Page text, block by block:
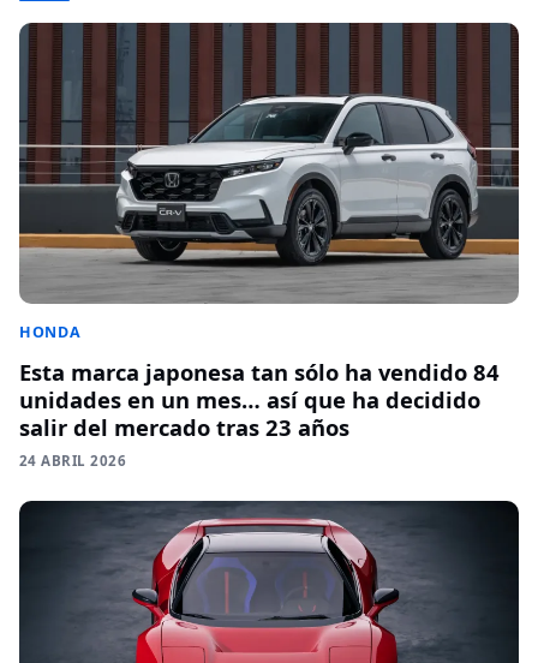
HONDA
Esta marca japonesa tan sólo ha vendido 84
unidades en un mes… así que ha decidido
salir del mercado tras 23 años
24 ABRIL 2026